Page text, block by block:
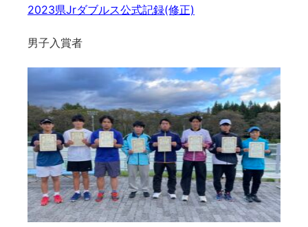
2023県Jrダブルス公式記録(修正)
男子入賞者